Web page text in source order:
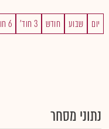
יום שבוע חודש 3 חוד' 6 חוד'
נתוני מסחר